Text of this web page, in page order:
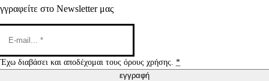
στο Newsletter μας
Έχω διαβάσει και αποδέχομαι τους όρους χρήσης.*
εγγραφή